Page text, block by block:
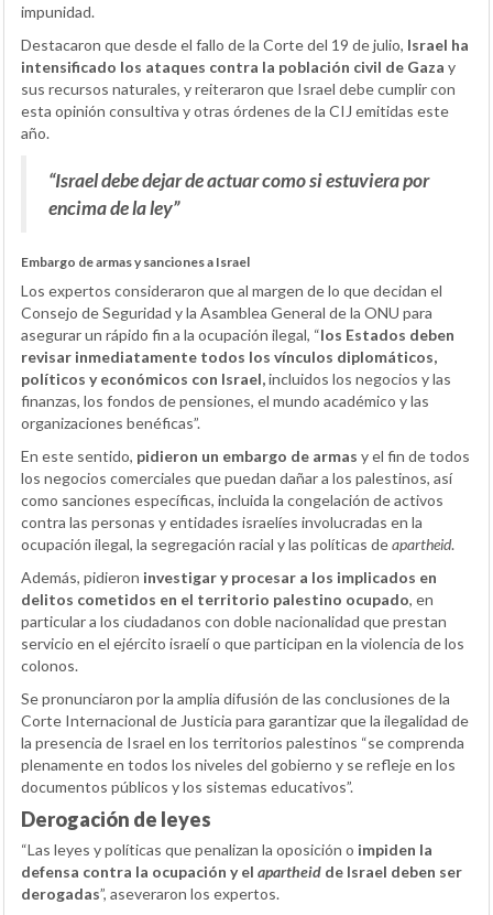
impunidad.
Destacaron que desde el fallo de la Corte del 19 de julio, Israel ha
intensificado los ataques contra la población civil de Gaza y
sus recursos naturales, y reiteraron que Israel debe cumplir con
esta opinión consultiva y otras órdenes de la CIJ emitidas este
año.
“Israel debe dejar de actuar como si estuviera por
encima de la ley”
Embargo de armas y sanciones a Israel
Los expertos consideraron que al margen de lo que decidan el
Consejo de Seguridad y la Asamblea General de la ONU para
asegurar un rápido fin a la ocupación ilegal, “los Estados deben
revisar inmediatamente todos los vínculos diplomáticos,
políticos y económicos con Israel,incluidos los negocios y las
finanzas, los fondos de pensiones, el mundo académico y las
organizaciones benéficas”.
En este sentido, pidieron un embargo de armas y el fin de todos
los negocios comerciales que puedan dañar a los palestinos, así
como sanciones específicas, incluida la congelación de activos
contra las personas y entidades israelíes involucradas en la
ocupación ilegal, la segregación racial y las políticas deapartheid.
Además, pidieron investigar y procesar a los implicados en
delitos cometidos en el territorio palestino ocupado, en
particular a los ciudadanos con doble nacionalidad que prestan
servicio en el ejército israelí o que participan en la violencia de los
colonos.
Se pronunciaron por la amplia difusión de las conclusiones de la
Corte Internacional de Justicia para garantizar que la ilegalidad de
la presencia de Israel en los territorios palestinos “se comprenda
plenamente en todos los niveles del gobierno y se refleje en los
documentos públicos y los sistemas educativos”.
Derogación de leyes
“Las leyes y políticas que penalizan la oposición o impiden la
defensa contra la ocupación y el apartheid de Israel deben ser
derogadas”, aseveraron los expertos.